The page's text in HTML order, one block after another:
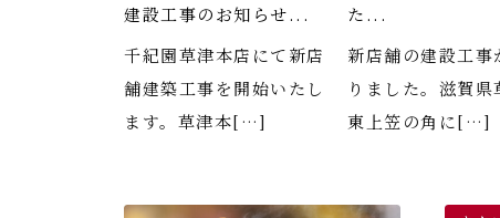
建設工事のお知らせ...
千紀園草津本店にて新店
舗建築工事を開始いたし
ます。草津本[…]
た...
新店舗の建設工事
りました。滋賀県
東上笠の角に[…]